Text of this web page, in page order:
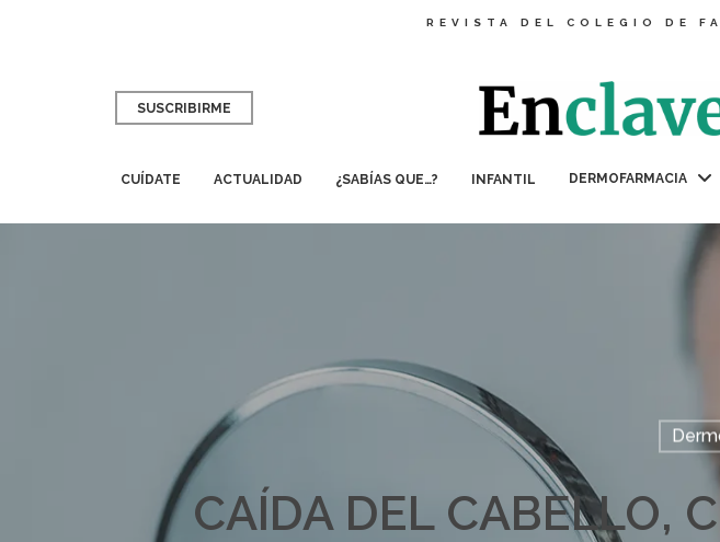
REVISTA DEL COLEGIO DE
SUSCRIBIRME
CUÍDATE ACTUALIDAD ¿SABÍAS QUE…? INFANTIL DERMOFARMACIA
CAÍDA DEL CABELLO,